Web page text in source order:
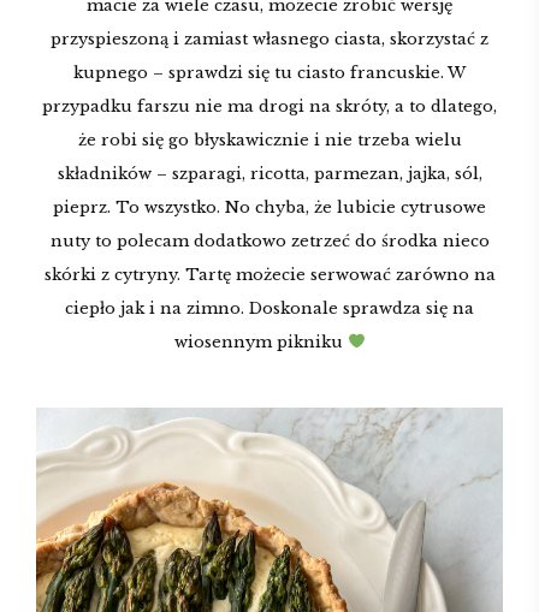
macie za wiele czasu, możecie zrobić wersję
przyspieszoną i zamiast własnego ciasta, skorzystać z
kupnego – sprawdzi się tu ciasto francuskie. W
przypadku farszu nie ma drogi na skróty, a to dlatego,
że robi się go błyskawicznie i nie trzeba wielu
składników – szparagi, ricotta, parmezan, jajka, sól,
pieprz. To wszystko. No chyba, że lubicie cytrusowe
nuty to polecam dodatkowo zetrzeć do środka nieco
skórki z cytryny. Tartę możecie serwować zarówno na
ciepło jak i na zimno. Doskonale sprawdza się na
wiosennym pikniku